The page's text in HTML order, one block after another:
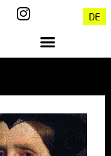
DE